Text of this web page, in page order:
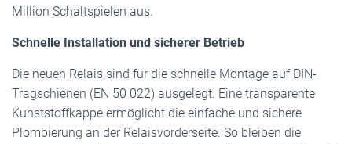
Million Schaltspielen aus.
Schnelle Installation und sicherer Betrieb
Die neuen Relais sind für die schnelle Montage auf DIN-
Tragschienen (EN 50 022) ausgelegt. Eine transparente
Kunststoffkappe ermöglicht die einfache und sichere
Plombierung an der Relaisvorderseite. So bleiben die